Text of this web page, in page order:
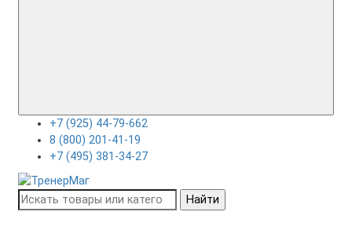
+7 (925) 44-79-662
8 (800) 201-41-19
+7 (495) 381-34-27
Найти